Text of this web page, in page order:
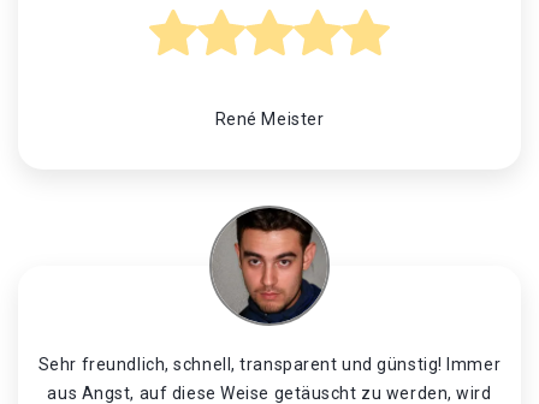
René Meister
Sehr freundlich, schnell, transparent und günstig! Immer
aus Angst, auf diese Weise getäuscht zu werden, wird